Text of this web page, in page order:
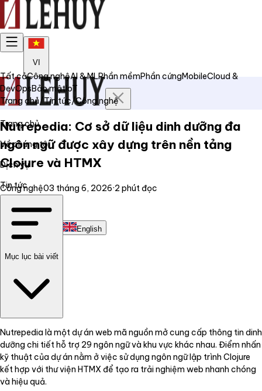
VI
Trang chủ
Về chúng tôi
Dịch vụ
Tin tức
Liên hệ
Tiếng Việt English
Tất cảCông nghệAI & MLPhần mềmPhần cứngMobileCloud &
DevOpsBảo mậtIoT
Trang chủ/Tin tức/Công nghệ
Nutrepedia: Cơ sở dữ liệu dinh dưỡng đa
ngôn ngữ được xây dựng trên nền tảng
Clojure và HTMX
Công nghệ03 tháng 6, 2026·2 phút đọc
Mục lục bài viết
Nutrepedia là một dự án web mã nguồn mở cung cấp thông tin dinh
dưỡng chi tiết hỗ trợ 29 ngôn ngữ và khu vực khác nhau. Điểm nhấn
kỹ thuật của dự án nằm ở việc sử dụng ngôn ngữ lập trình Clojure
kết hợp với thư viện HTMX để tạo ra trải nghiệm web nhanh chóng
và hiệu quả.